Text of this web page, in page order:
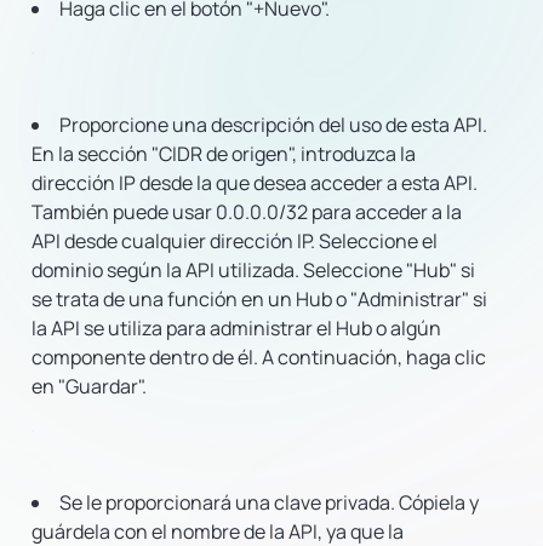
Haga clic en el botón "+Nuevo".
Proporcione una descripción del uso de esta API.
En la sección "CIDR de origen", introduzca la
dirección IP desde la que desea acceder a esta API.
También puede usar 0.0.0.0/32 para acceder a la
API desde cualquier dirección IP. Seleccione el
dominio según la API utilizada. Seleccione "Hub" si
se trata de una función en un Hub o "Administrar" si
la API se utiliza para administrar el Hub o algún
componente dentro de él. A continuación, haga clic
en "Guardar".
Se le proporcionará una clave privada. Cópiela y
guárdela con el nombre de la API, ya que la